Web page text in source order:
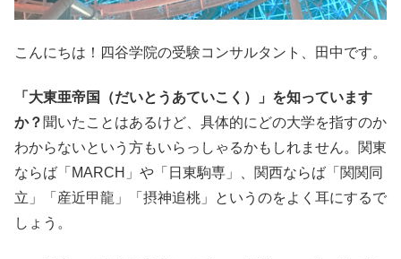
こんにちは！四谷学院の受験コンサルタント、田中です。
「大東亜帝国（だいとうあていこく）」を知っています
か？ 聞いたことはあるけど、具体的にどの大学を指すのか
わからないという方もいらっしゃるかもしれません。関東
ならば「MARCH」や「日東駒専」、関西ならば「関関同
立」「産近甲龍」「摂神追桃」というのをよく耳にするで
しょう。